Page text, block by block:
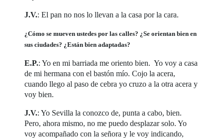
J.V.: El pan no nos lo llevan a la casa por la cara.
¿Cómo se mueven ustedes por las calles? ¿Se orientan bien en
sus ciudades? ¿Están bien adaptadas?
E.P.: Yo en mi barriada me oriento bien. Yo voy a casa
de mi hermana con el bastón mío. Cojo la acera,
cuando llego al paso de cebra yo cruzo a la otra acera y
voy bien.
J.V.: Yo Sevilla la conozco de, punta a cabo, bien.
Pero, ahora mismo, no me puedo desplazar solo. Yo
voy acompañado con la señora y le voy indicando,